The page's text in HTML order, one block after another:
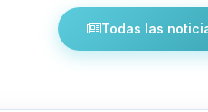
Todas las